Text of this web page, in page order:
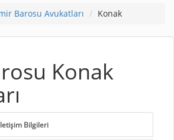
Barosu Avukatları Konak
Konak
Bilgileri